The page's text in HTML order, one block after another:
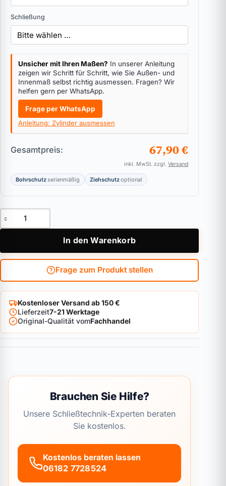
Schließung
Unsicher mit Ihren Maßen? In unserer Anleitung
zeigen wir Schritt für Schritt, wie Sie Außen- und
Innenmaß selbst richtig ausmessen. Fragen? Wir
helfen gern per WhatsApp.
Frage per WhatsApp
Anleitung: Zylinder ausmessen
Gesamtpreis: 67,90 €
inkl. MwSt. zzgl.Versand
Bohrschutzserienmäßig Ziehschutzoptional
Vorhangschloss WINKHAUS keyTec VSX Menge
In den Warenkorb
Frage zum Produkt stellen
Kostenloser Versand ab 150 €
Lieferzeit7-21 Werktage
Original-Qualität vomFachhandel
Brauchen Sie Hilfe?
Unsere Schließtechnik-Experten beraten
Sie kostenlos.
Kostenlos beraten lassen
06182 7728524